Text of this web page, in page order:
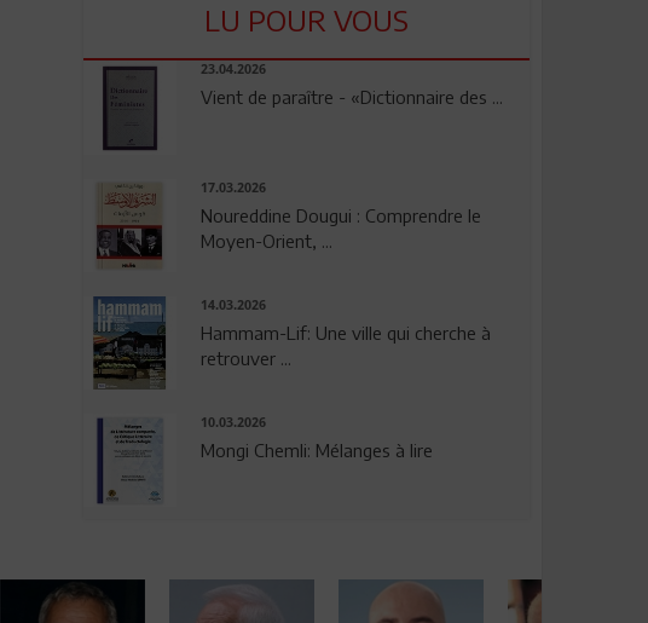
LU POUR VOUS
23.04.2026
Vient de paraître - «Dictionnaire des ...
17.03.2026
Noureddine Dougui : Comprendre le
Moyen-Orient, ...
14.03.2026
Hammam-Lif: Une ville qui cherche à
retrouver ...
10.03.2026
Mongi Chemli: Mélanges à lire